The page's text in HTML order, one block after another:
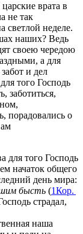
врата в
не так
светлой неделе.
наших? Ведь
своею чередою
а для
и дел
того Господь
заботиться,
порадовались о
для того Господь
начаток общего
день мира:
бысть (1Кор.
страдал,
наша